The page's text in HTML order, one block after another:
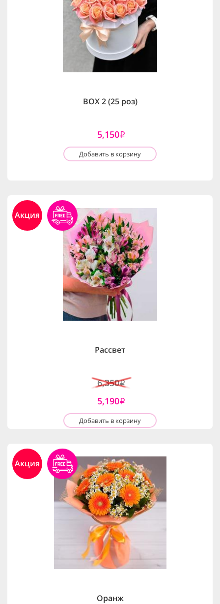
BOX 2 (25 роз)
5,150i
Добавить в корзину
Акция
Рассвет
6,350i
5,190i
Добавить в корзину
Акция
Оранж